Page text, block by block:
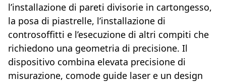
l’installazione di pareti divisorie in cartongesso,
la posa di piastrelle, l’installazione di
controsoffitti e l’esecuzione di altri compiti che
richiedono una geometria di precisione. Il
dispositivo combina elevata precisione di
misurazione, comode guide laser e un design